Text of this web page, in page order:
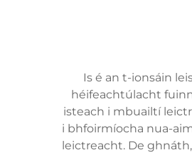
Is é an t-ionsáin
héifeachtúlacht
isteach i mbuailtí
i bhfoirmíocha nua-
leictreacht. De